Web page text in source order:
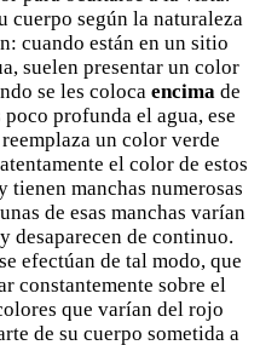
cuerpo según la naturaleza
cuando están en un sitio
suelen presentar un color
se les coloca encima de
profunda el agua, ese
un color verde
el color de estos
tienen manchas numerosas
de esas manchas varían
desaparecen de continuo.
efectúan de tal modo, que
constantemente sobre el
que varían del rojo
de su cuerpo sometida a